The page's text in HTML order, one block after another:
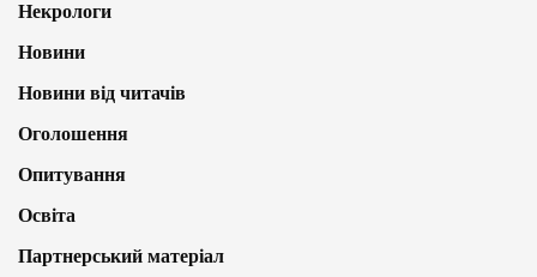
Некрологи
Новини
Новини від читачів
Оголошення
Опитування
Освіта
Партнерський матеріал